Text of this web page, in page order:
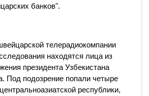
банков".
телерадиокомпании
находятся лица из
президента Узбекистана
Под подозрение попали четыре
республики,